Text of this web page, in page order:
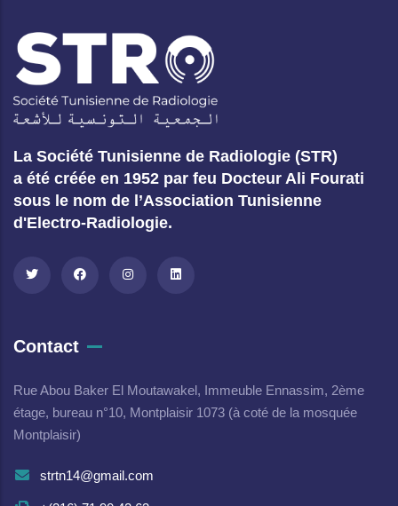
La Société Tunisienne de Radiologie (STR)
a été créée en 1952 par feu Docteur Ali Fourati
sous le nom de l’Association Tunisienne
d'Electro-Radiologie.
Contact
Rue Abou Baker El Moutawakel, Immeuble Ennassim, 2ème
étage, bureau n°10, Montplaisir 1073 (à coté de la mosquée
Montplaisir)
strtn14@gmail.com